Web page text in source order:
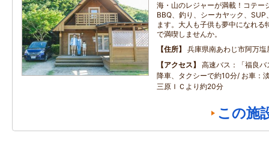
海・山のレジャーが満載！コテー
BBQ、釣り、シーカヤック、
ます。大人も子供も夢中になれる
で満喫しませんか。
住所
兵庫県南あわじ市阿万塩
アクセス
高速バス：「福良
降車、タクシーで約10分/ お車：
三原ＩＣより約20分
この施